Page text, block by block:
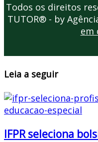
Todos os direitos
TUTOR® - by
em
Leia a seguir
IFPR seleciona